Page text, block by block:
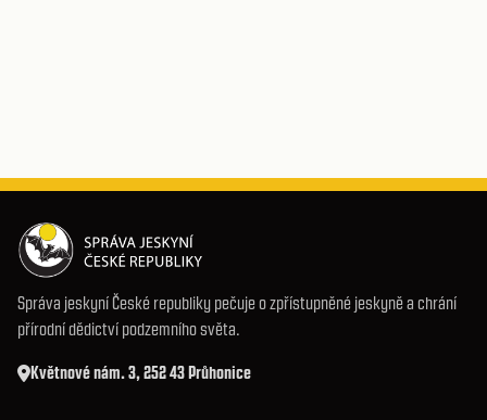
Správa jeskyní České republiky pečuje o zpřístupněné jeskyně a chrání
přírodní dědictví podzemního světa.
Květnové nám. 3, 252 43 Průhonice